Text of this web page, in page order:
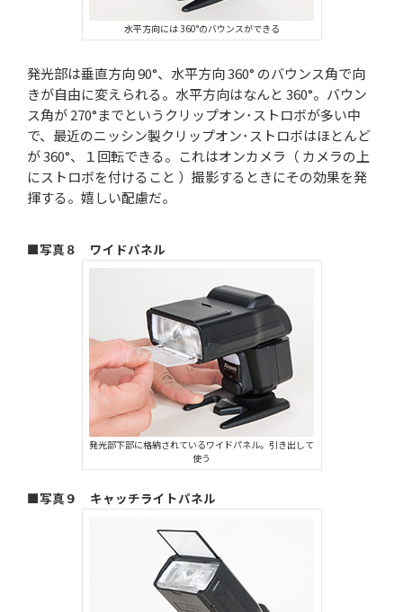
水平方向には 360°のバウンスができる
発光部は垂直方向 90°、水平方向 360° のバウンス角で向
きが自由に変えられる。水平方向はなんと 360°。バウン
ス角が 270°までというクリップオン･ストロボが多い中
で、最近のニッシン製クリップオン･ストロボはほとんど
が 360°、１回転できる。これはオンカメラ（ カメラの上
にストロボを付けること ）撮影するときにその効果を発
揮する。嬉しい配慮だ。
■写真８ ワイドパネル
発光部下部に格納されているワイドパネル。引き出して
使う
■写真９ キャッチライトパネル